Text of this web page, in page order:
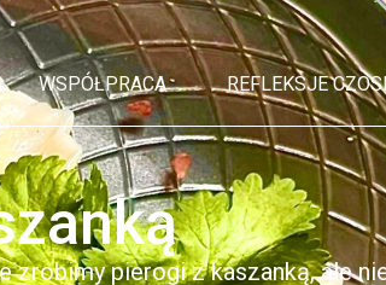
WSPÓŁPRACA REFLEKSJE
zrobimy pierogi z kaszanką, ale